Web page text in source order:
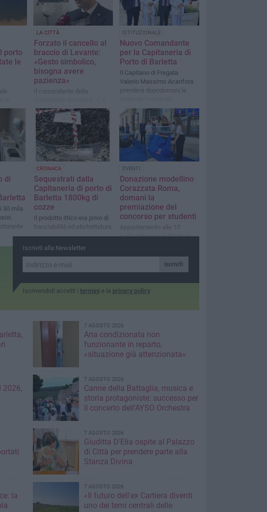
porto
le
e 118
LA CITTÀ
Forzato il cancello al
braccio di Levante:
«Gesto simbolico,
bisogna avere
pazienza»
Il comandante della
chiusura è temporanea e
necessaria»
ISTITUZIONALE
Nuovo Comandante
per la Capitaneria di
Porto di Barletta
Il Capitano di Fregata
Valerio Massimo Acanfora
prenderà dopodomani le
di
30 mila
CRONACA
Sequestrati dalla
Capitaneria di porto di
Barletta 1800kg di
cozze
Il prodotto ittico era privo di
tracciabilità ed etichettatura
EVENTI
Donazione modellino
Corazzata Roma,
domani la
premiazione del
concorso per studenti
Appuntamento alle 10
nell'auditorium dell'istituto
Iscriviti alla Newsletter
Iscriviti
Iscrivendoti accetti i termini e la privacy policy
7 AGOSTO 2026
Aria condizionata non
funzionante in reparto,
«situazione già attenzionata»
2026,
7 AGOSTO 2026
Canne della Battaglia, musica e
storia protagoniste: successo per
il concerto dell’AYSO Orchestra
7 AGOSTO 2026
Giuditta D’Elia ospite al Palazzo
di Città per prendere parte alla
Stanza Divina
la
7 AGOSTO 2026
«Il futuro dell'ex Cartiera diventi
uno dei temi centrali delle